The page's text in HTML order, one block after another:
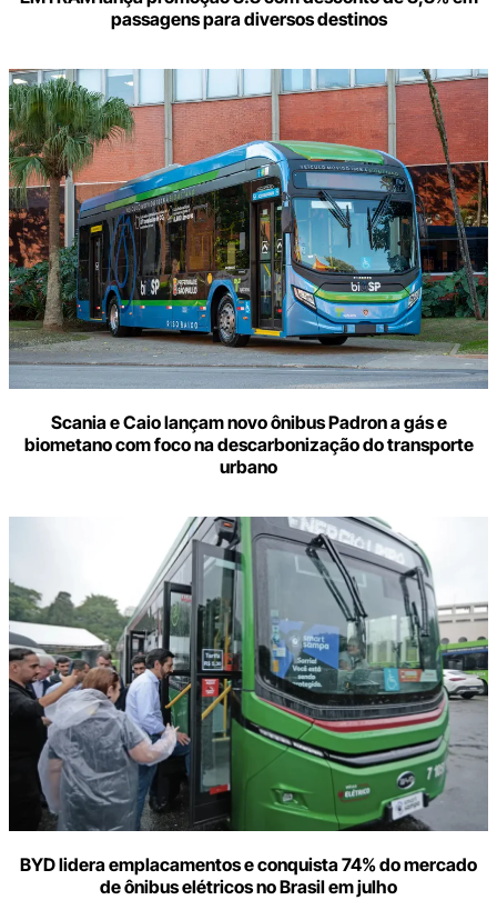
passagens para diversos destinos
Scania e Caio lançam novo ônibus Padron a gás e
biometano com foco na descarbonização do transporte
urbano
BYD lidera emplacamentos e conquista 74% do mercado
de ônibus elétricos no Brasil em julho